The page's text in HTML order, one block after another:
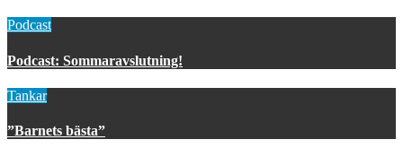
Podcast
Podcast: Sommaravslutning!
Tankar
”Barnets bästa”